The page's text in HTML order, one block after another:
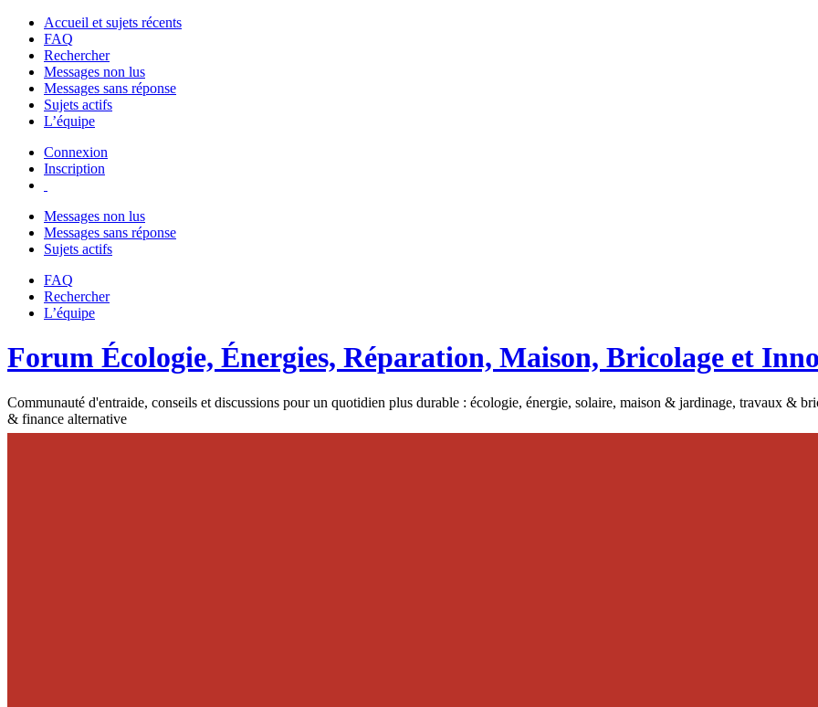
Accueil et sujets récents
FAQ
Rechercher
Messages non lus
Messages sans réponse
Sujets actifs
L’équipe
Connexion
Inscription
Messages non lus
Messages sans réponse
Sujets actifs
FAQ
Rechercher
L’équipe
Forum Écologie, Énergies, Réparation, Maison, Bricolage et
Communauté d'entraide, conseils et discussions pour un quotidien plus durable : écologie, énergie, solaire, maison & jardinage, travaux &
& finance alternative